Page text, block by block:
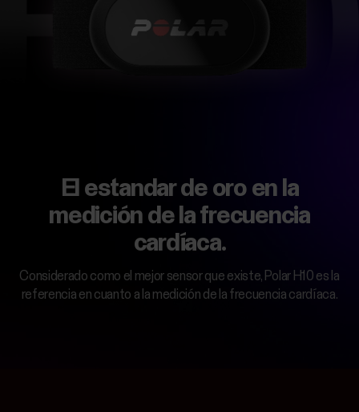
El estandar de oro en la
medición de la frecuencia
cardíaca.
Considerado como el mejor sensor que existe, Polar H10 es la
referencia en cuanto a la medición de la frecuencia cardíaca.